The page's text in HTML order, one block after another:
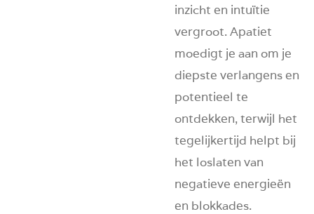
inzicht en intuïtie
vergroot. Apatiet
moedigt je aan om je
diepste verlangens en
potentieel te
ontdekken, terwijl het
tegelijkertijd helpt bij
het loslaten van
negatieve energieën
en blokkades.